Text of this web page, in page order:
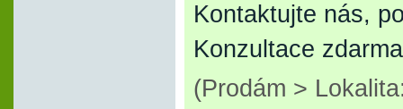
Kontaktujte nás,
Konzultace
(Prodám >